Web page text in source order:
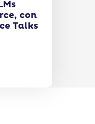
con
Talks